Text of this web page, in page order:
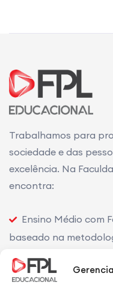
Trabalhamos para
sociedade e das
excelência. Na
encontra:
Ensino Médio com
baseado na
Contábeis e Direito;